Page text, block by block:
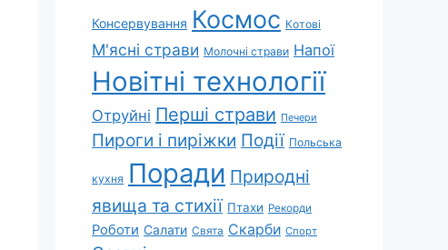
Консервування Космос Котові
М'ясні страви Молочні страви Напої
Новітні технології
Отруйні Перші страви Печери
Пироги і пиріжки Події Польська
кухня Поради Природні
явища та стихії Птахи Рекорди
Роботи Салати Свята Скарби Спорт